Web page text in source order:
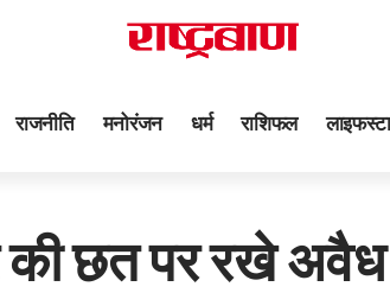
राजनीति मनोरंजन धर्म राशिफल
छत पर रखे अवैध